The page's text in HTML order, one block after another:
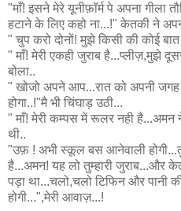
"माँ! इसने मेरे यूनीफ़ॉर्म पे अपना गीला
हटाने के लिए कहो ना...!" केतकी ने
" चुप करो दोनों! मुझे किसी की कोई
" माँ! मेरी एकही जुराब है...प्लीज़,मुझे
बोला..
" खोजो अपने आप...रात को अपनी जगह
होगा..!"मै भी चिंघाड़ उठी...
" माँ! मेरी कम्पस में रूलर नही है...अमन
थी..
"उफ़ ! अभी स्कूल बस आनेवाली
है...अमन! यह लो तुम्हारी जुराब...और
पड़ा था...चलो,चलो टिफिन और पानी
होगी...",मेरी आवाज़...!